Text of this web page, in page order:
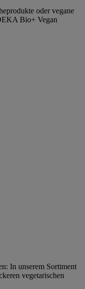
oder vegane
Bio+ Vegan
In unserem Sortiment
vegetarischen